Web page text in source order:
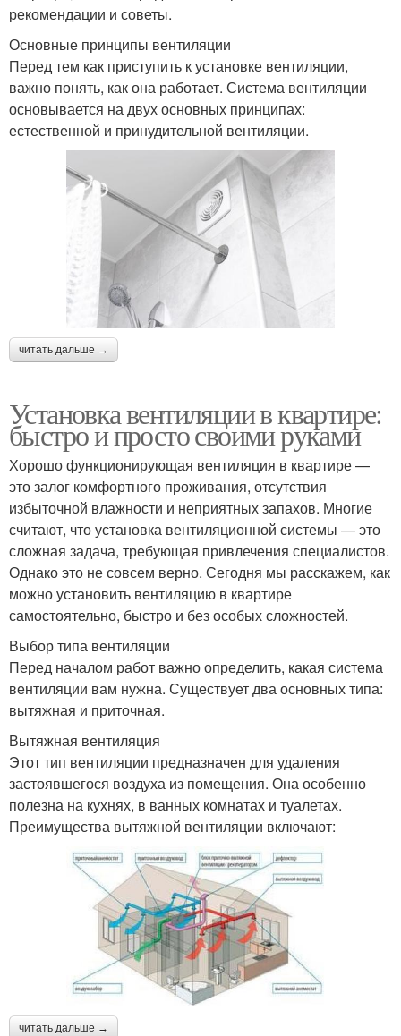
рекомендации и советы.
Основные принципы вентиляции
Перед тем как приступить к установке вентиляции,
важно понять, как она работает. Система вентиляции
основывается на двух основных принципах:
естественной и принудительной вентиляции.
читать дальше →
Установка вентиляции в квартире:
быстро и просто своими руками
Хорошо функционирующая вентиляция в квартире —
это залог комфортного проживания, отсутствия
избыточной влажности и неприятных запахов. Многие
считают, что установка вентиляционной системы — это
сложная задача, требующая привлечения специалистов.
Однако это не совсем верно. Сегодня мы расскажем, как
можно установить вентиляцию в квартире
самостоятельно, быстро и без особых сложностей.
Выбор типа вентиляции
Перед началом работ важно определить, какая система
вентиляции вам нужна. Существует два основных типа:
вытяжная и приточная.
Вытяжная вентиляция
Этот тип вентиляции предназначен для удаления
застоявшегося воздуха из помещения. Она особенно
полезна на кухнях, в ванных комнатах и туалетах.
Преимущества вытяжной вентиляции включают:
читать дальше →